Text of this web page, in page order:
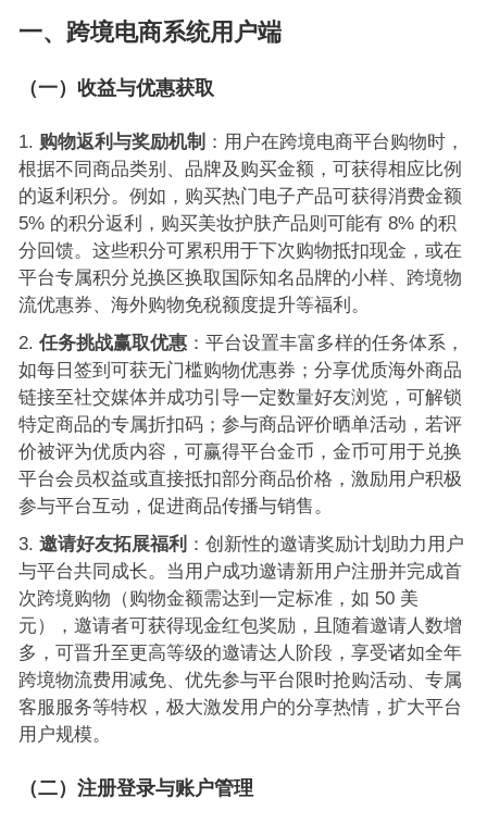
一、跨境电商系统用户端
（一）收益与优惠获取
购物返利与奖励机制
：用户在跨境电商平台购物时，
根据不同商品类别、品牌及购买金额，可获得相应比例
的返利积分。例如，购买热门电子产品可获得消费金额
5% 的积分返利，购买美妆护肤产品则可能有 8% 的积
分回馈。这些积分可累积用于下次购物抵扣现金，或在
平台专属积分兑换区换取国际知名品牌的小样、跨境物
流优惠券、海外购物免税额度提升等福利。
任务挑战赢取优惠：平台设置丰富多样的任务体系，
如每日签到可获无门槛购物优惠券；分享优质海外商品
链接至社交媒体并成功引导一定数量好友浏览，可解锁
特定商品的专属折扣码；参与商品评价晒单活动，若评
价被评为优质内容，可赢得平台金币，金币可用于兑换
平台会员权益或直接抵扣部分商品价格，激励用户积极
参与平台互动，促进商品传播与销售。
邀请好友拓展福利
：创新性的邀请奖励计划助力用户
与平台共同成长。当用户成功邀请新用户注册并完成首
次跨境购物（购物金额需达到一定标准，如 50 美
元），邀请者可获得现金红包奖励，且随着邀请人数增
多，可晋升至更高等级的邀请达人阶段，享受诸如全年
跨境物流费用减免、优先参与平台限时抢购活动、专属
客服服务等特权，极大激发用户的分享热情，扩大平台
用户规模。
（二）注册登录与账户管理